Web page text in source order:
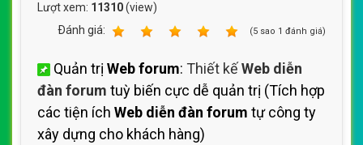
Lượt xem: 11310(view)
Ðánh giá:
(5 sao 1 đánh giá)
Quản trị Web forum: Thiết kếWeb diễn
đàn forum tuỳ biến cực dễ quản trị (Tích hợp
các tiện ích Web diễn đàn forum tự công ty
xây dựng cho khách hàng)